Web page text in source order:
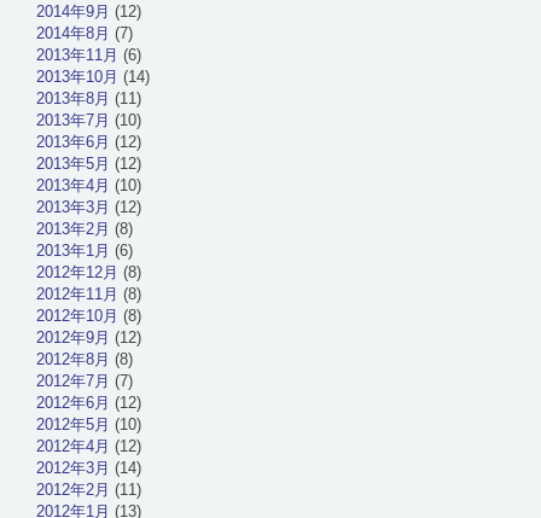
2014年9月 (12)
2014年8月 (7)
2013年11月 (6)
2013年10月 (14)
2013年8月 (11)
2013年7月 (10)
2013年6月 (12)
2013年5月 (12)
2013年4月 (10)
2013年3月 (12)
2013年2月 (8)
2013年1月 (6)
2012年12月 (8)
2012年11月 (8)
2012年10月 (8)
2012年9月 (12)
2012年8月 (8)
2012年7月 (7)
2012年6月 (12)
2012年5月 (10)
2012年4月 (12)
2012年3月 (14)
2012年2月 (11)
2012年1月 (13)